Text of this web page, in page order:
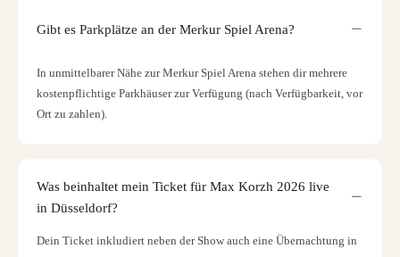
Gibt es Parkplätze an der Merkur Spiel Arena?
In unmittelbarer Nähe zur Merkur Spiel Arena stehen dir mehrere
kostenpflichtige Parkhäuser zur Verfügung (nach Verfügbarkeit, vor
Ort zu zahlen).
Was beinhaltet mein Ticket für Max Korzh 2026 live
in Düsseldorf?
Dein Ticket inkludiert neben der Show auch eine Übernachtung in